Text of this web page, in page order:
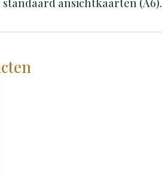
ansichtkaarten (A6).